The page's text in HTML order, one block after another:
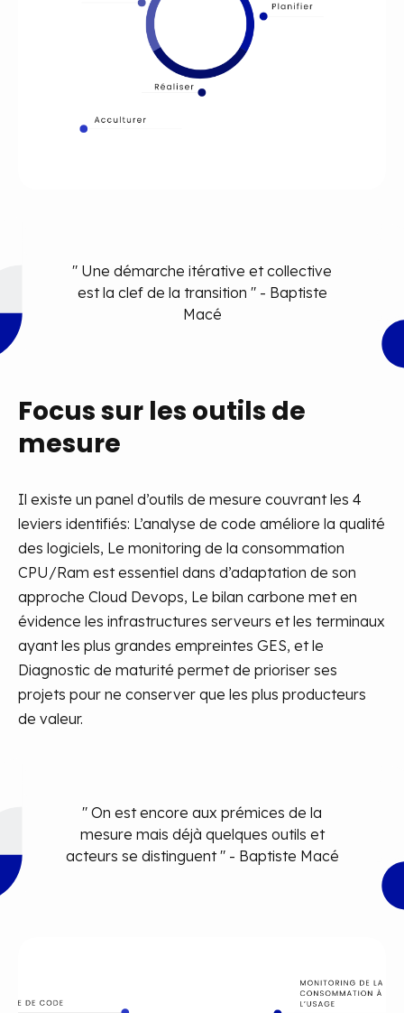
​" Une démarche itérative et collective
est la clef de la transition " - Baptiste
Macé​
Focus sur les outils de
mesure
Il existe un panel d’outils de mesure couvrant les 4
leviers identifiés: L’analyse de code améliore la qualité
des logiciels, Le monitoring de la consommation
CPU/Ram est essentiel dans d’adaptation de son
approche Cloud Devops, Le bilan carbone met en
évidence les infrastructures serveurs et les terminaux
ayant les plus grandes empreintes GES, et le
Diagnostic de maturité permet de prioriser ses
projets pour ne conserver que les plus producteurs
de valeur.
" On est encore aux prémices de la
mesure mais déjà quelques outils et
acteurs se distinguent " - Baptiste Macé